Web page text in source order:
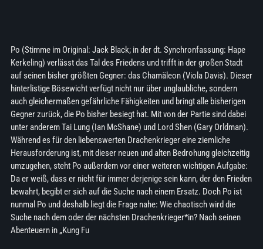
Po (Stimme im Original: Jack Black; in der dt. Synchronfassung: Hape
Kerkeling) verlässt das Tal des Friedens und trifft in der großen Stadt
auf seinen bisher größten Gegner: das Chamäleon (Viola Davis). Dieser
hinterlistige Bösewicht verfügt nicht nur über unglaubliche, sondern
auch gleichermaßen gefährliche Fähigkeiten und bringt alle bisherigen
Gegner zurück, die Po bisher besiegt hat. Mit von der Partie sind dabei
unter anderem Tai Lung (Ian McShane) und Lord Shen (Gary Orldman).
Während es für den liebenswerten Drachenkrieger eine ziemliche
Herausforderung ist, mit dieser neuen und alten Bedrohung gleichzeitig
umzugehen, steht Po außerdem vor einer weiteren wichtigen Aufgabe:
Da er weiß, dass er nicht für immer derjenige sein kann, der den Frieden
bewahrt, begibt er sich auf die Suche nach einem Ersatz. Doch Po ist
nunmal Po und deshalb liegt die Frage nahe: Wie chaotisch wird die
Suche nach dem oder der nächsten Drachenkrieger*in? Nach seinen
Abenteuern in „Kung Fu